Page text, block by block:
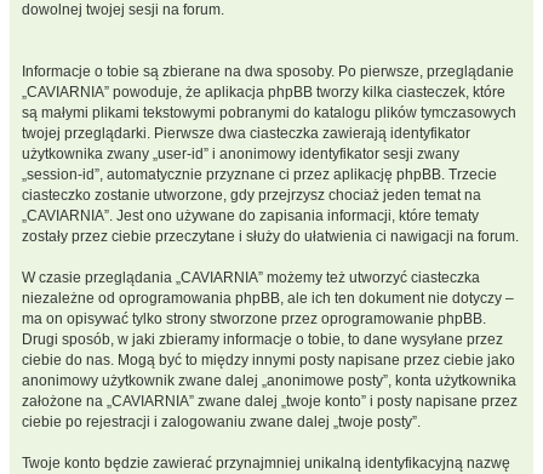
dowolnej twojej sesji na forum.
Informacje o tobie są zbierane na dwa sposoby. Po pierwsze, przeglądanie
„CAVIARNIA” powoduje, że aplikacja phpBB tworzy kilka ciasteczek, które
są małymi plikami tekstowymi pobranymi do katalogu plików tymczasowych
twojej przeglądarki. Pierwsze dwa ciasteczka zawierają identyfikator
użytkownika zwany „user-id” i anonimowy identyfikator sesji zwany
„session-id”, automatycznie przyznane ci przez aplikację phpBB. Trzecie
ciasteczko zostanie utworzone, gdy przejrzysz chociaż jeden temat na
„CAVIARNIA”. Jest ono używane do zapisania informacji, które tematy
zostały przez ciebie przeczytane i służy do ułatwienia ci nawigacji na forum.
W czasie przeglądania „CAVIARNIA” możemy też utworzyć ciasteczka
niezależne od oprogramowania phpBB, ale ich ten dokument nie dotyczy –
ma on opisywać tylko strony stworzone przez oprogramowanie phpBB.
Drugi sposób, w jaki zbieramy informacje o tobie, to dane wysyłane przez
ciebie do nas. Mogą być to między innymi posty napisane przez ciebie jako
anonimowy użytkownik zwane dalej „anonimowe posty”, konta użytkownika
założone na „CAVIARNIA” zwane dalej „twoje konto” i posty napisane przez
ciebie po rejestracji i zalogowaniu zwane dalej „twoje posty”.
Twoje konto będzie zawierać przynajmniej unikalną identyfikacyjną nazwę